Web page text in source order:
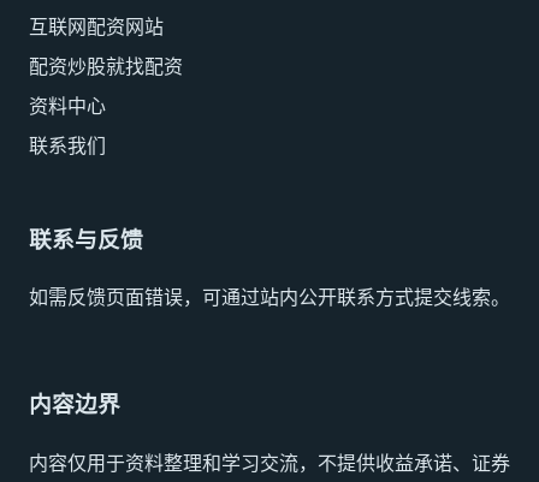
互联网配资网站
配资炒股就找配资
资料中心
联系我们
联系与反馈
如需反馈页面错误，可通过站内公开联系方式提交线索。
内容边界
内容仅用于资料整理和学习交流，不提供收益承诺、证券